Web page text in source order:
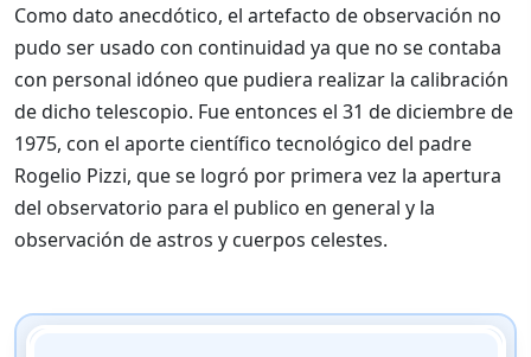
Como dato anecdótico, el artefacto de observación no
pudo ser usado con continuidad ya que no se contaba
con personal idóneo que pudiera realizar la calibración
de dicho telescopio. Fue entonces el 31 de diciembre de
1975, con el aporte científico tecnológico del padre
Rogelio Pizzi, que se logró por primera vez la apertura
del observatorio para el publico en general y la
observación de astros y cuerpos celestes.